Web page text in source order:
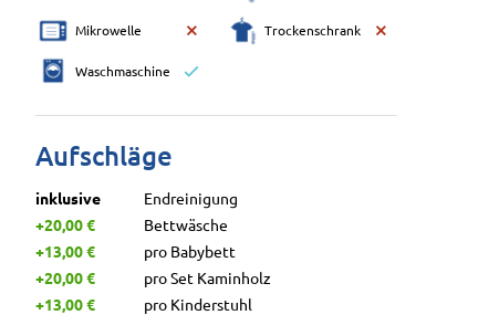
Mikrowelle Trockenschrank
Waschmaschine
Aufschläge
inklusive
Endreinigung
+20,00 €
Bettwäsche
+13,00 €
pro Babybett
+20,00 €
pro Set Kaminholz
+13,00 €
pro Kinderstuhl